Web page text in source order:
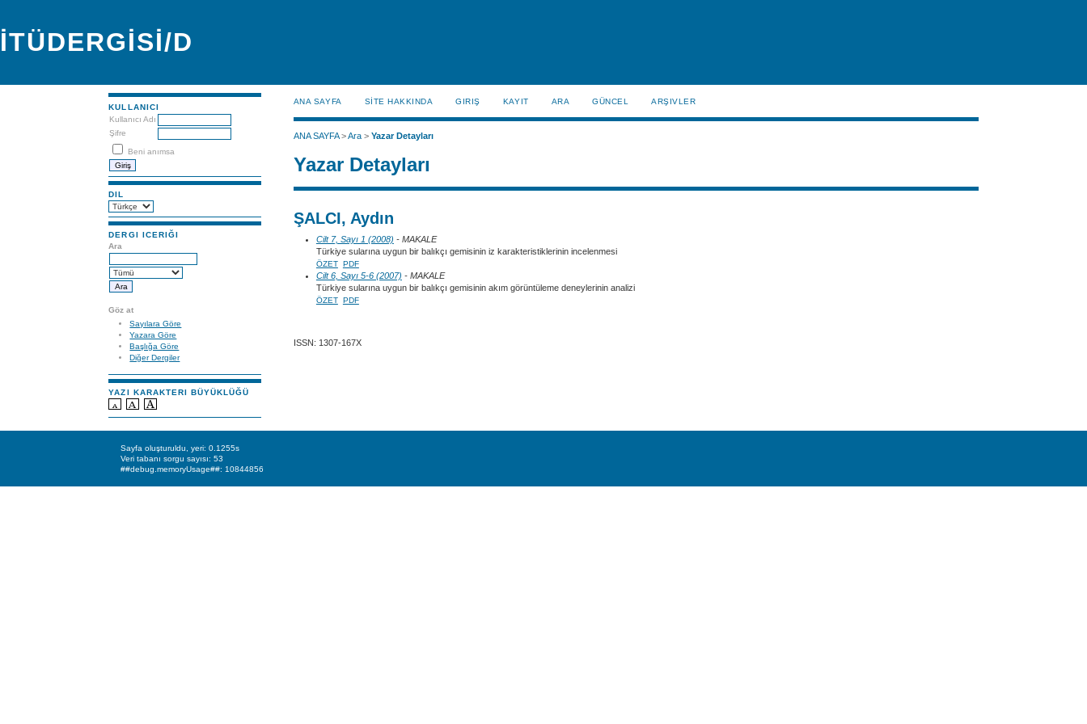
İTÜDERGİSİ/D
KULLANICI
Kullanıcı Adı
Şifre
Beni anımsa
DIL
DERGI ICERIĞI
Ara
Göz at
Sayılara Göre
Yazara Göre
Başlığa Göre
Diğer Dergiler
YAZI KARAKTERI BÜYÜKLÜĞÜ
ANA SAYFA SİTE HAKKINDA GIRIŞ KAYIT ARA GÜNCEL ARŞIVLER
ANA SAYFA>Ara> Yazar Detayları
Yazar Detayları
ŞALCI, Aydın
Cilt 7, Sayı 1 (2008) - MAKALE
Türkiye sularına uygun bir balıkçı gemisinin iz karakteristiklerinin incelenmesi
ÖZET PDF
Cilt 6, Sayı 5-6 (2007) - MAKALE
Türkiye sularına uygun bir balıkçı gemisinin akım görüntüleme deneylerinin analizi
ÖZET PDF
ISSN: 1307-167X
Sayfa oluşturuldu, yeri: 0.1255s
Veri tabanı sorgu sayısı: 53
##debug.memoryUsage##: 10844856